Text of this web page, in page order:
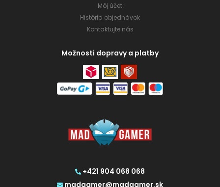
+421 904 068 068
madgamer@madgamer.sk
Môj účet
História objednávok
Kontaktujte nás
Možnosti dopravy a platby